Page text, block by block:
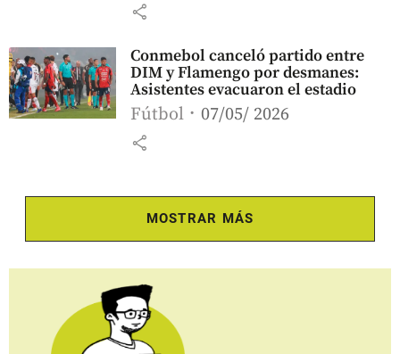
share
Conmebol canceló partido entre
DIM y Flamengo por desmanes:
Asistentes evacuaron el estadio
Fútbol 07/05/ 2026
share
MOSTRAR MÁS